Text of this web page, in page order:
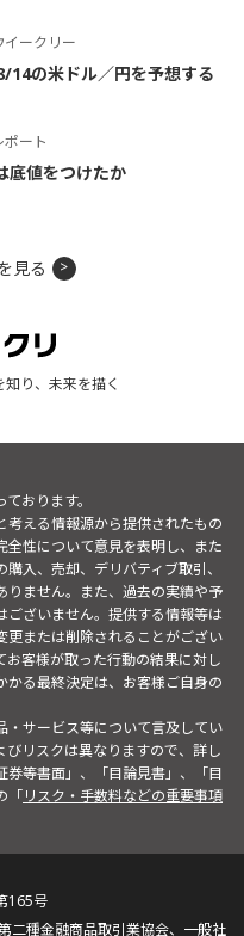
ークリー
14の米ドル／円を予想する
ート
底値をつけたか
見る
り、未来を描く
おります。
える情報源から提供されたもの
性について意見を表明し、また
入、売却、デリバティブ取引、
りません。また、過去の実績や予
ざいません。提供する情報等は
更または削除されることがござい
客様が取った行動の結果に対し
る最終決定は、お客様ご自身の
・サービス等について言及してい
リスクは異なりますので、詳し
券等書面」、「目論見書」、「目
「リスク・手数料などの重要事項
165号
二種金融商品取引業協会、一般社